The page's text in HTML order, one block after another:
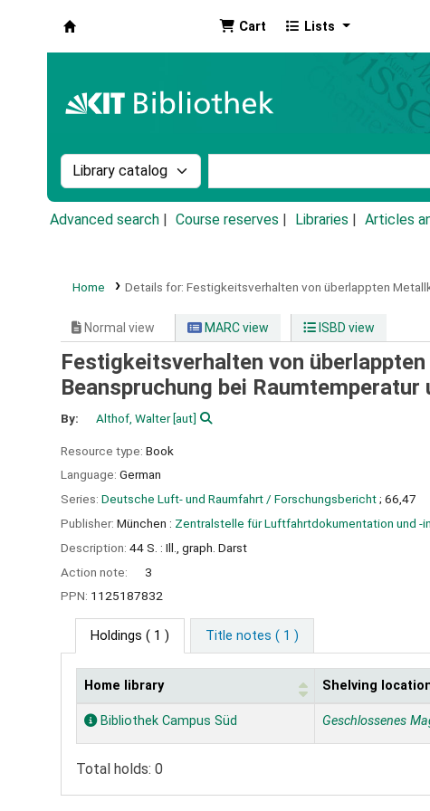
Cart Lists
Search the catalog by:
Advanced search Course reserves Libraries Articles
Home Details for: Festigkeitsverhalten von überlappten
Normal view MARC view ISBD view
Festigkeitsverhalten von
Beanspruchung bei
By: Althof, Walter[aut]
Resource type: Book
Language: German
Series: Deutsche Luft- und Raumfahrt / Forschungsbericht; 66,47
Publisher: München : Zentralstelle für Luftfahrtdokumentation und -
Description: 44 S. : Ill., graph. Darst
Action note:
3
PPN: 1125187832
Holdings ( 1 ) Title notes ( 1 )
Holdings
Home library Shelving
Bibliothek Campus Süd Geschlossenes
Total holds: 0